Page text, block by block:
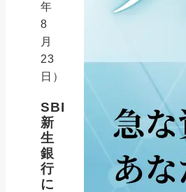
年
8
月
23
日）
SBI
新
生
銀
行
に